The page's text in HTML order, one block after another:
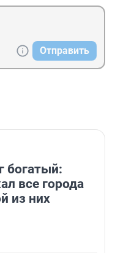
Отправить
богатый:
все города
из них